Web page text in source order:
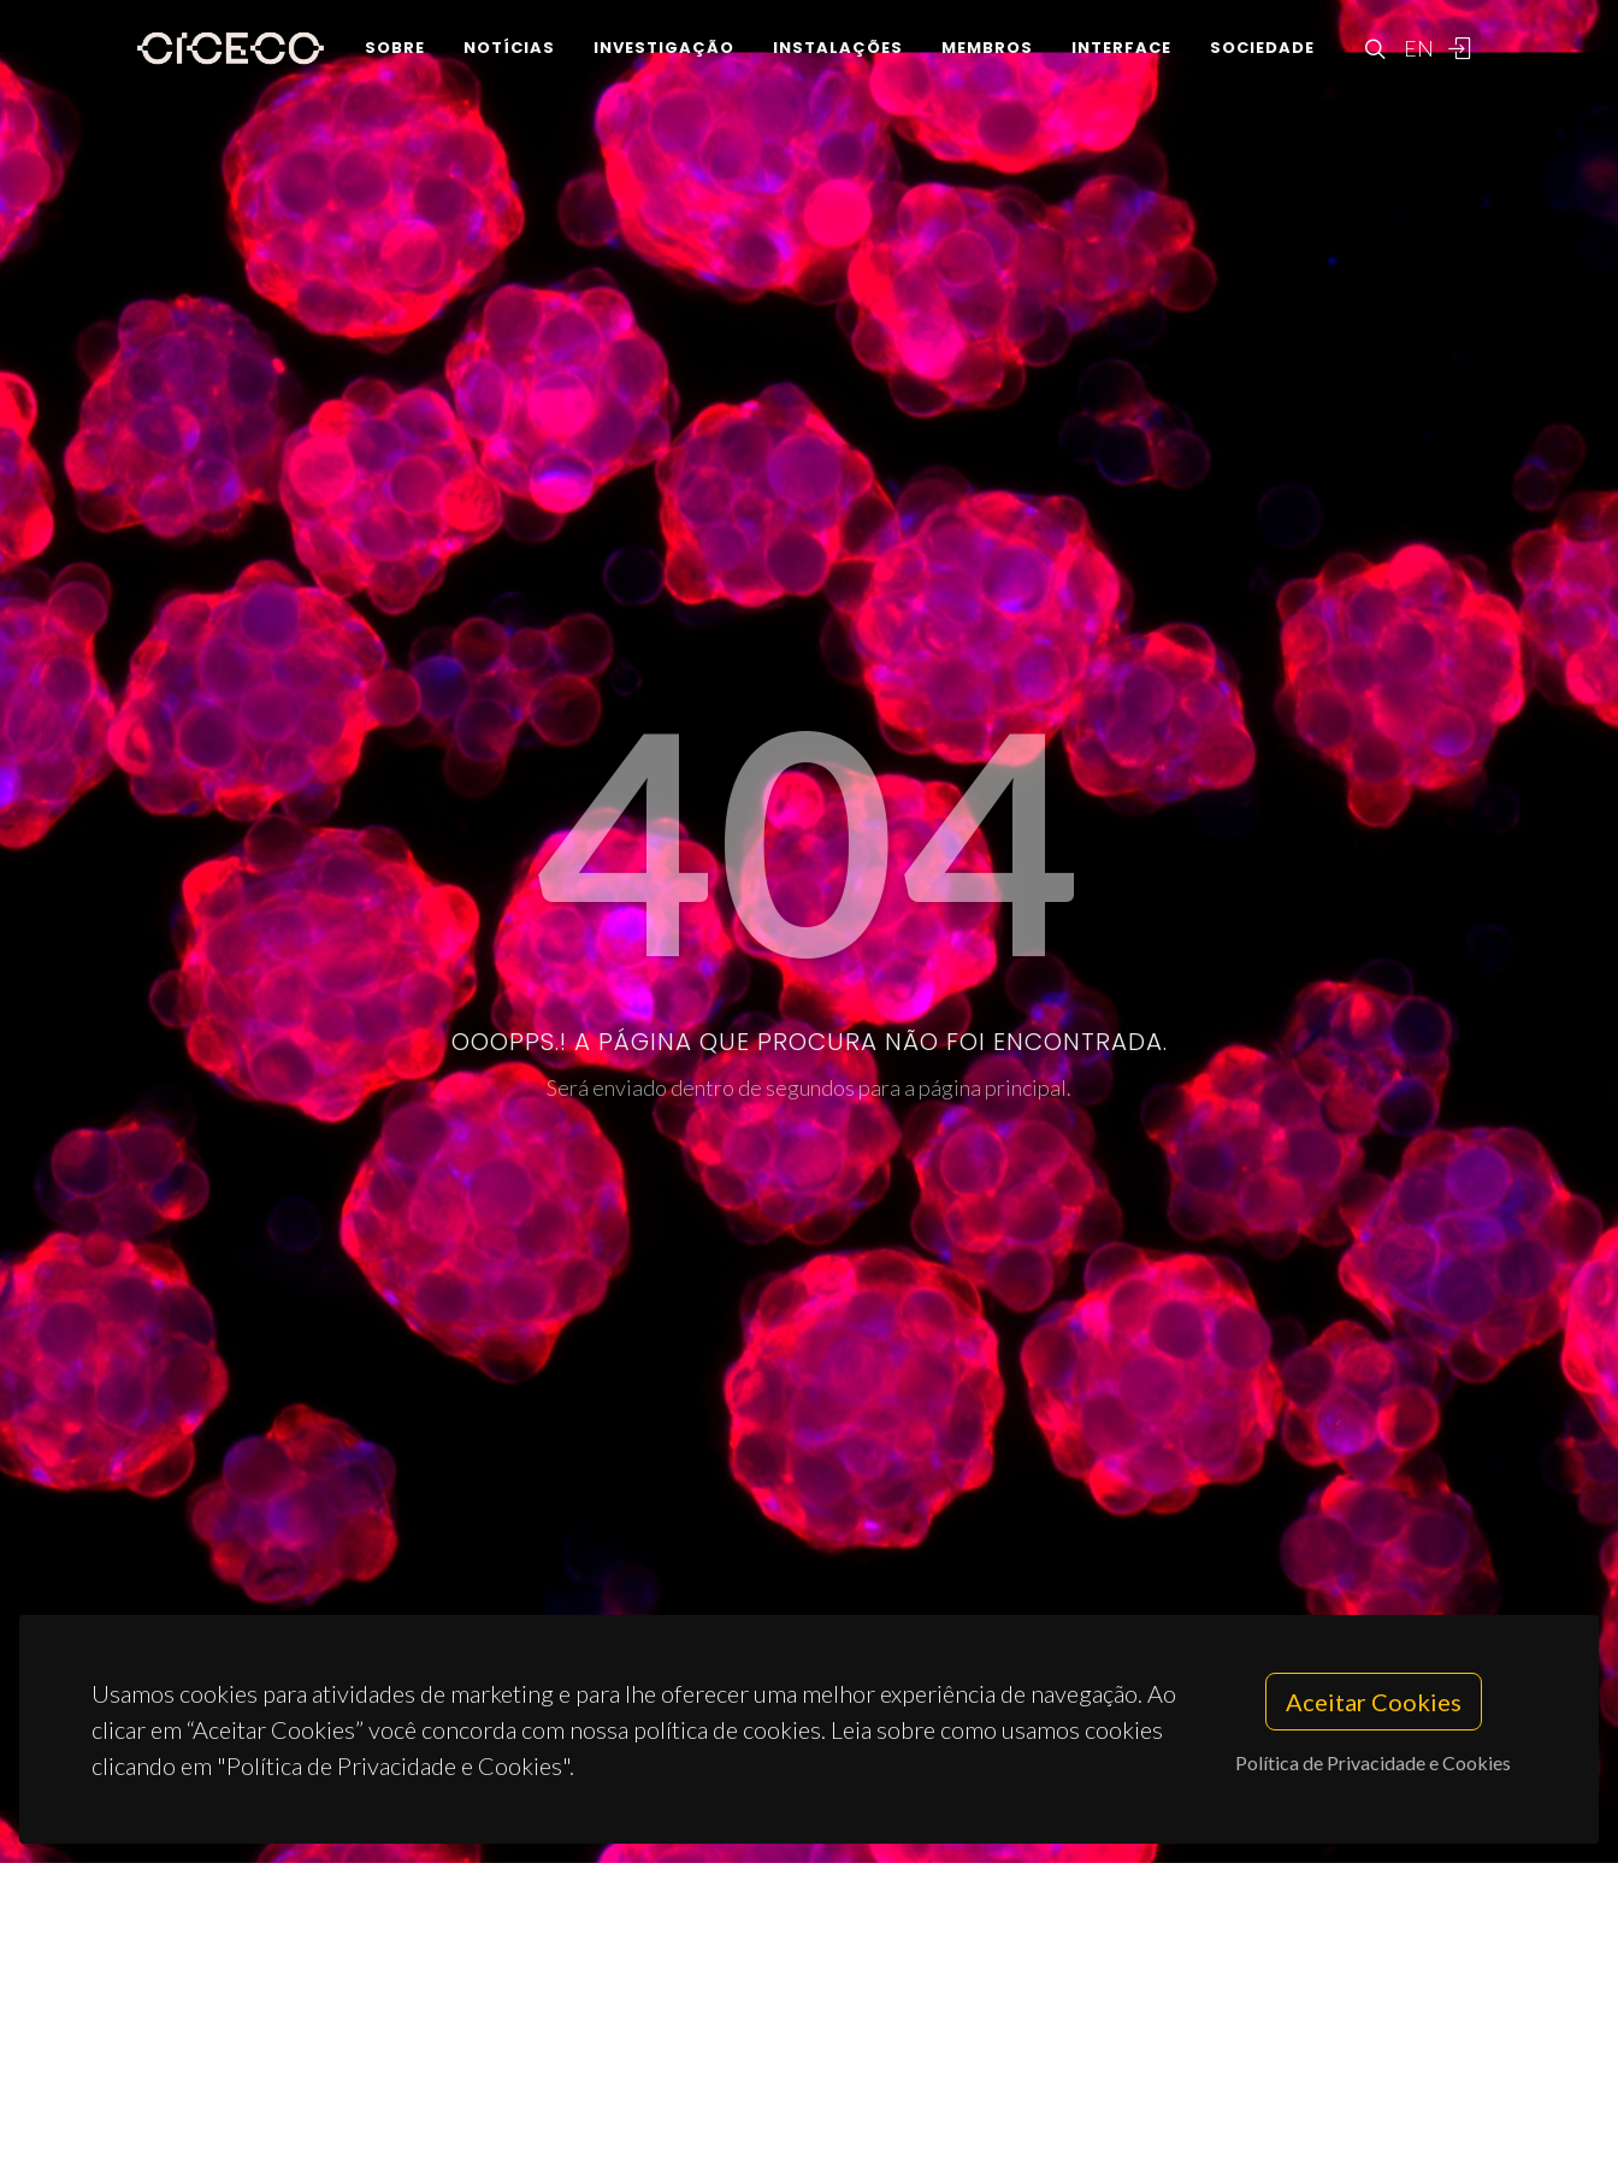
EN
SOBRE NOTÍCIAS INVESTIGAÇÃO INSTALAÇÕES MEMBROS INTERFACE SOCIEDADE
404
OOOPPS.! A PÁGINA QUE PROCURA NÃO FOI ENCONTRADA.
Será enviado dentro de segundos para a página principal.
Usamos cookies para atividades de marketing e para lhe oferecer uma melhor experiência de navegação. Ao
clicar em “Aceitar Cookies” você concorda com nossa política de cookies. Leia sobre como usamos cookies
clicando em "Política de Privacidade e Cookies".
Aceitar Cookies
Política de Privacidade e Cookies